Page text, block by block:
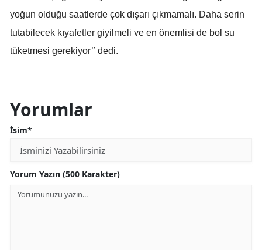
Siirt
yoğun olduğu saatlerde çok dışarı çıkmamalı. Daha serin
tutabilecek kıyafetler giyilmeli ve en önemlisi de bol su
tüketmesi gerekiyor’’ dedi.
Yorumlar
İsim*
Yorum Yazın (500 Karakter)